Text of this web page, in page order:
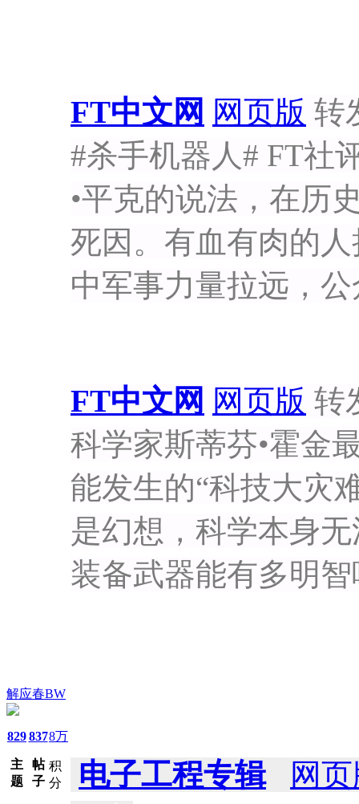
解应春BW
829
主
题
837
帖
子
8万
积
分
FT中文网 网页版 转
#杀手机器人# FT社
•平克的说法，在历
死因。有血有肉的
中军事力量拉远，
FT中文网 网页版 转
科学家斯蒂芬•霍金
能发生的“科技大灾
是幻想，科学本身
装备武器能有多明
电子工程专辑
网